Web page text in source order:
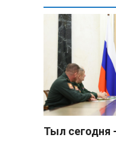
скупают
работу
Тыл сегодня